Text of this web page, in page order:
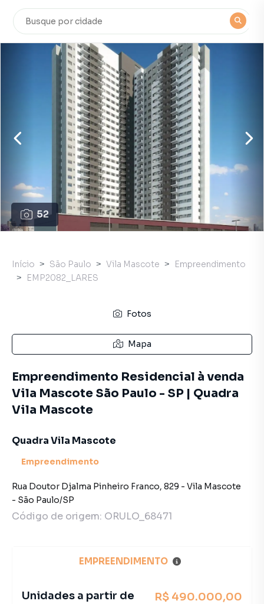
52
Início São Paulo Vila Mascote
Empreendimento
EMP2082_LARES
Fotos
Mapa
Empreendimento Residencial à venda
Vila Mascote São Paulo - SP | Quadra
Vila Mascote
Quadra Vila Mascote
Empreendimento
Rua Doutor Djalma Pinheiro Franco, 829 - Vila Mascote
- São Paulo/SP
Código de origem: ORULO_68471
EMPREENDIMENTO
Unidades a partir de R$ 490.000,00